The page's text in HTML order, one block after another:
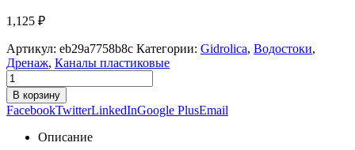
1,125 ₽
Артикул: eb29a7758b8c Категории: Gidrolica, Водостоки,
Дренаж, Каналы пластиковые
В корзину
FacebookTwitterLinkedInGoogle PlusEmail
Описание